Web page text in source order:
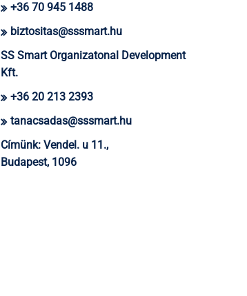
+36 70 945 1488
biztositas@sssmart.hu
SS Smart Organizatonal Development
Kft.
+36 20 213 2393
tanacsadas@sssmart.hu
Címünk: Vendel. u 11.,
Budapest, 1096